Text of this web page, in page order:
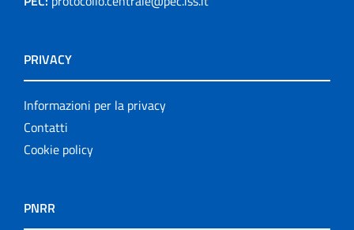
PRIVACY
Informazioni per la privacy
Contatti
Cookie policy
PNRR